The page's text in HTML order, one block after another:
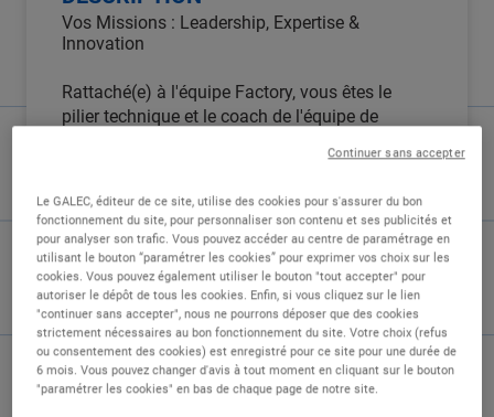
Vos Missions : Leadership, Expertise &
Innovation
Rattaché(e) à l'équipe Factory, vous êtes le
pilier technique et le coach de l'équipe de
1. Leadership & Pilotage Technique ?
Encadrer et accompagner l'équipe de
développeurs pour garantir la cohérence
technique et le respect des délais.
Communication Internationale : Assurer la
communication technique fluide et efficace
en Anglais avec l'équipe de développement
délocalisée.
Le GALEC, éditeur de ce site, utilise des cookies pour s'assurer du bon
fonctionnement du site, pour personnaliser son contenu et ses publicités et
pour analyser son trafic. Vous pouvez accéder au centre de paramétrage en
utilisant le bouton “paramétrer les cookies” pour exprimer vos choix sur les
cookies. Vous pouvez également utiliser le bouton "tout accepter" pour
autoriser le dépôt de tous les cookies. Enfin, si vous cliquez sur le lien
"continuer sans accepter", nous ne pourrons déposer que des cookies
strictement nécessaires au bon fonctionnement du site. Votre choix (refus
ou consentement des cookies) est enregistré pour ce site pour une durée de
6 mois. Vous pouvez changer d'avis à tout moment en cliquant sur le bouton
"paramétrer les cookies" en bas de chaque page de notre site.
Continuer sans accepter